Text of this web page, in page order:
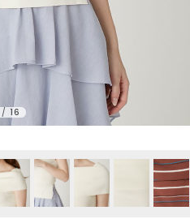
/ 16